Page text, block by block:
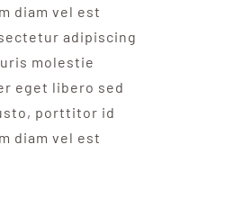
diam vel est
adipiscing
molestie
eget libero sed
porttitor id
diam vel est